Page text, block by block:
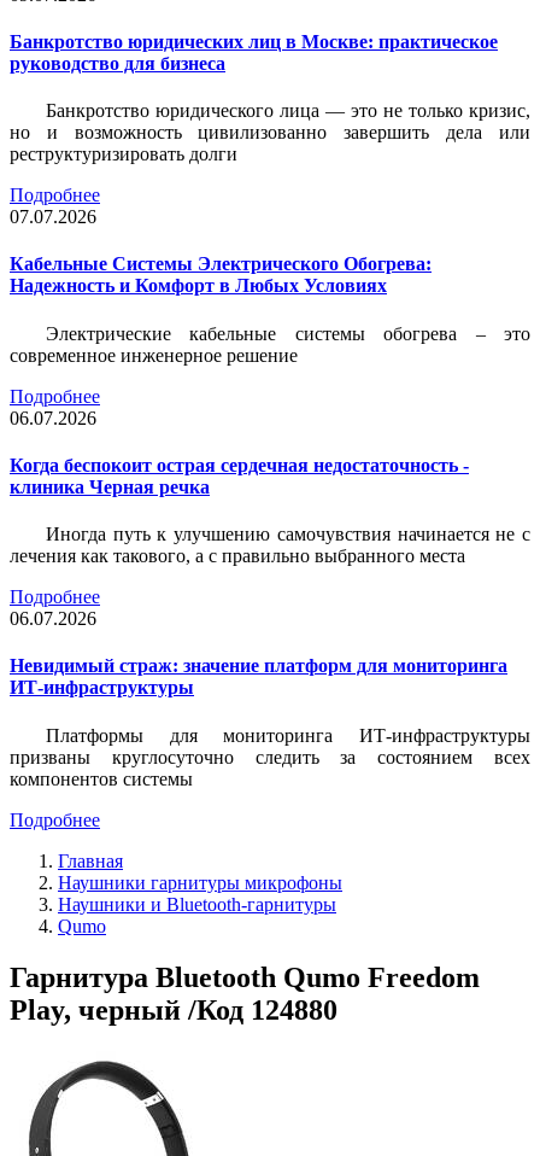
Банкротство юридических лиц в Москве: практическое
руководство для бизнеса
Банкротство юридического лица — это не только кризис,
но и возможность цивилизованно завершить дела или
реструктуризировать долги
Подробнее
07.07.2026
Кабельные Системы Электрического Обогрева:
Надежность и Комфорт в Любых Условиях
Электрические кабельные системы обогрева – это
современное инженерное решение
Подробнее
06.07.2026
Когда беспокоит острая сердечная недостаточность -
клиника Черная речка
Иногда путь к улучшению самочувствия начинается не с
лечения как такового, а с правильно выбранного места
Подробнее
06.07.2026
Невидимый страж: значение платформ для мониторинга
ИТ-инфраструктуры
Платформы для мониторинга ИТ-инфраструктуры
призваны круглосуточно следить за состоянием всех
компонентов системы
Подробнее
Главная
Наушники гарнитуры микрофоны
Наушники и Bluetooth-гарнитуры
Qumo
Гарнитура Bluetooth Qumo Freedom
Play, черный /Код 124880